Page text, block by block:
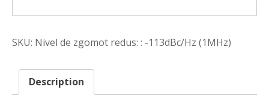
SKU: Nivel de zgomot redus: : -113dBc/Hz (1MHz)
Description